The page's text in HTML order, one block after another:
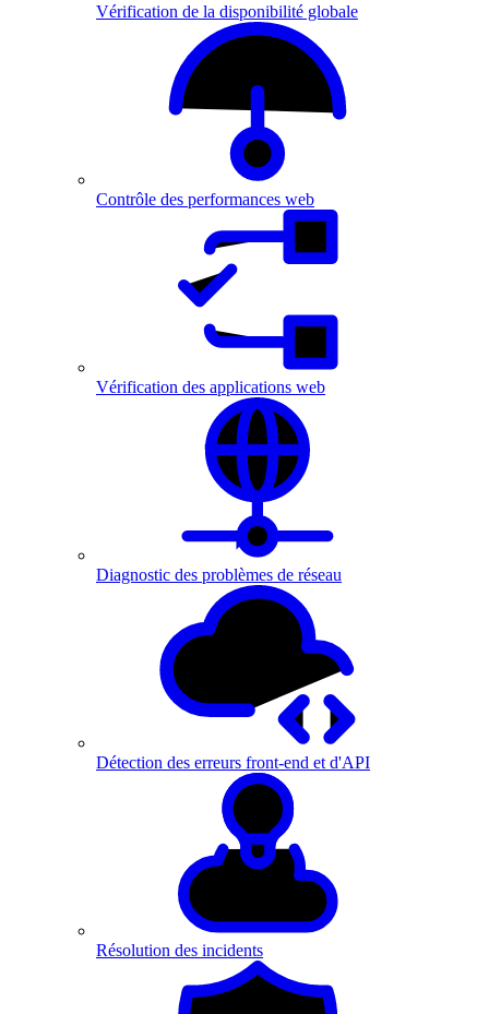
Vérification de la disponibilité globale
Contrôle des performances web
Vérification des applications web
Diagnostic des problèmes de réseau
Détection des erreurs front-end et d'API
Résolution des incidents